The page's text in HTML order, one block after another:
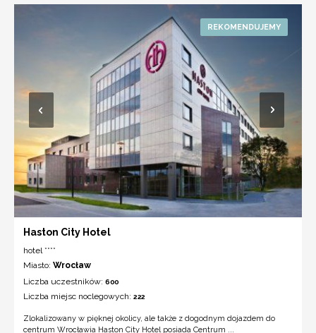
Haston City Hotel
hotel ****
Miasto: Wrocław
Liczba uczestników: 600
Liczba miejsc noclegowych: 222
Zlokalizowany w pięknej okolicy, ale także z dogodnym dojazdem do
centrum Wrocławia Haston City Hotel posiada Centrum ...